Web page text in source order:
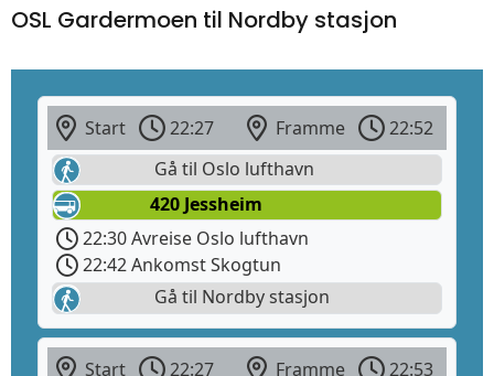
OSL Gardermoen til Nordby stasjon
Start 22:27 Framme
22:52
Gå til Oslo lufthavn
420 Jessheim
22:30 Avreise Oslo lufthavn
22:42 Ankomst Skogtun
Gå til Nordby stasjon
Start 22:27 Framme 22:53